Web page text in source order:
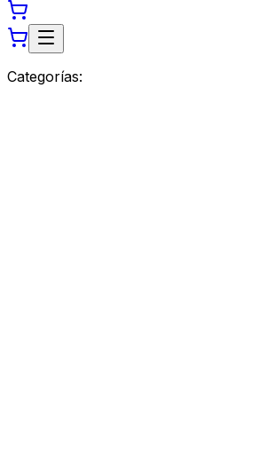
Categorías: